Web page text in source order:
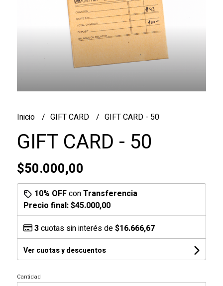
Inicio GIFT CARD GIFT CARD - 50
GIFT CARD - 50
$50.000,00
10% OFFconTransferencia
Precio final:$45.000,00
3cuotas sin interés de$16.666,67
Ver cuotas y descuentos
Cantidad